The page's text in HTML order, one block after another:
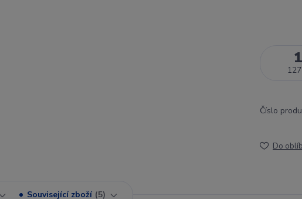
Číslo
Do
Související zboží 5